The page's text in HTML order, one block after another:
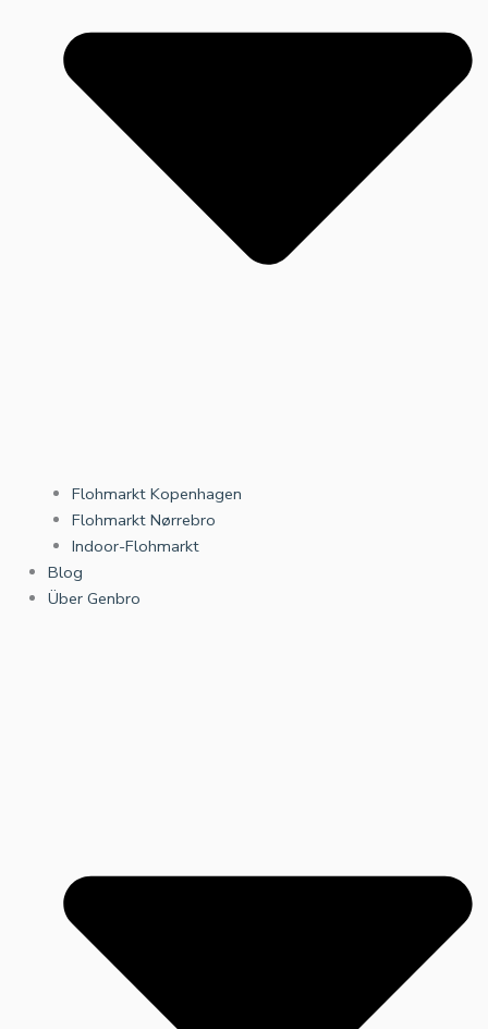
Flohmarkt Kopenhagen
Flohmarkt Nørrebro
Indoor-Flohmarkt
Blog
Über Genbro